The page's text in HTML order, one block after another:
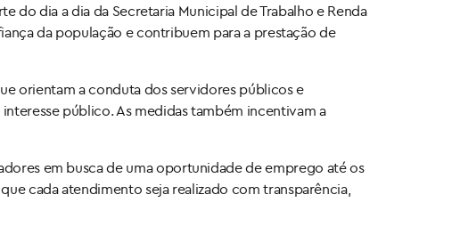
do dia a dia da Secretaria Municipal de Trabalho e Renda
da população e contribuem para a prestação de
orientam a conduta dos servidores públicos e
público. As medidas também incentivam a
em busca de uma oportunidade de emprego até os
cada atendimento seja realizado com transparência,